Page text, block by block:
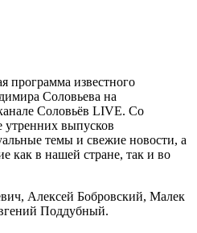
программа известного
Соловьева на
Соловьёв LIVE. Со
утренних выпусков
темы и свежие новости, а
как в нашей стране, так и во
Алексей Бобровский, Малек
Поддубный.